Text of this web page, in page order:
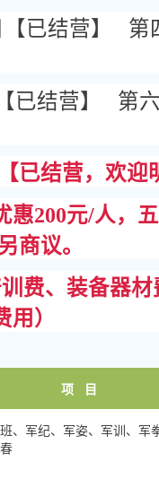
【已结营】
第
【已结营】
第
【已结营，欢
惠200元/人，
商议。
训费、装备器
）
项 目
、军纪、军姿、军训、军